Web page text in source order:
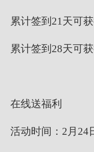
累计签到21天可
累计签到28天可
在线送福利
活动时间：2月24